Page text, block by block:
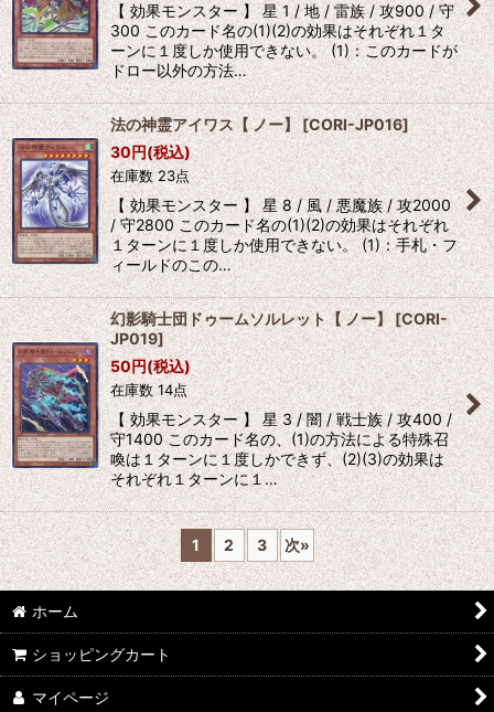
【 効果モンスター 】 星 1 / 地 / 雷族 / 攻900 / 守
300 このカード名の(1)(2)の効果はそれぞれ１タ
ーンに１度しか使用できない。 (1)：このカードが
ドロー以外の方法…
法の神霊アイワス【 ノー】 [CORI-JP016]
30円(税込)
在庫数 23点
【 効果モンスター 】 星 8 / 風 / 悪魔族 / 攻2000
/ 守2800 このカード名の(1)(2)の効果はそれぞれ
１ターンに１度しか使用できない。 (1)：手札・フ
ィールドのこの…
幻影騎士団ドゥームソルレット【 ノー】 [CORI-
JP019]
50円(税込)
在庫数 14点
【 効果モンスター 】 星 3 / 闇 / 戦士族 / 攻400 /
守1400 このカード名の、(1)の方法による特殊召
喚は１ターンに１度しかできず、(2)(3)の効果は
それぞれ１ターンに１…
1 2 3 次»
ホーム
ショッピングカート
マイページ